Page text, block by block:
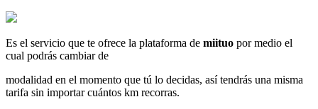
Es el servicio que te ofrece la plataforma de miituo por medio el
cual podrás cambiar de
modalidad en el momento que tú lo decidas, así tendrás una misma
tarifa sin importar cuántos km recorras.